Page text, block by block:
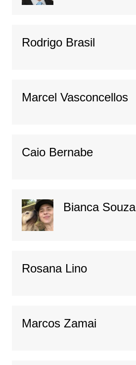
Rodrigo Brasil
Marcel Vasconcellos
Caio Bernabe
Bianca Souza
Rosana Lino
Marcos Zamai